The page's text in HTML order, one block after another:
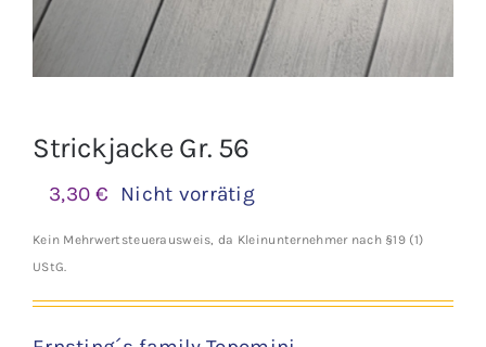
Krims Krams
Strickjacke Gr. 56
3,30€ Nicht vorrätig
Kein Mehrwertsteuerausweis, da Kleinunternehmer nach §19 (1)
UStG.